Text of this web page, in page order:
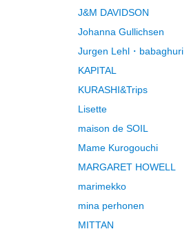
J&M DAVIDSON
Johanna Gullichsen
Jurgen Lehl・babaghuri
KAPITAL
KURASHI&Trips
Lisette
maison de SOIL
Mame Kurogouchi
MARGARET HOWELL
marimekko
mina perhonen
MITTAN